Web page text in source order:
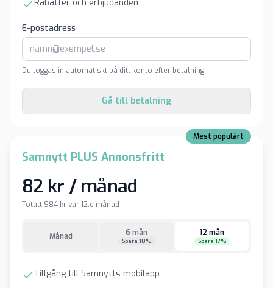
Rabatter och erbjudanden
E-postadress
Du loggas in automatiskt på ditt konto efter betalning.
Gå till betalning
Mest populärt
Samnytt PLUS Annonsfritt
82 kr / månad
Totalt 984 kr var 12:e månad
Månad 6 mån
Spara 10%
12 mån
Spara 17%
Tillgång till Samnytts mobilapp